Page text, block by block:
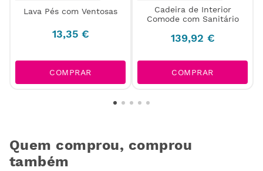
Lava Pés com Ventosas
13,35 €
COMPRAR
Cadeira de Interior
Comode com Sanitário
139,92 €
COMPRAR
Quem comprou, comprou
também